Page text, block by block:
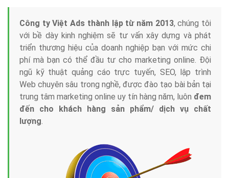
Công ty Việt Ads thành lập từ năm 2013, chúng tôi
với bề dày kinh nghiệm sẽ tư vấn xây dựng và phát
triển thương hiệu của doanh nghiệp bạn với mức chi
phí mà bạn có thể đầu tư cho marketing online. Đội
ngũ kỹ thuật quảng cáo trực tuyến, SEO, lập trình
Web chuyên sâu trong nghề, được đào tạo bài bản tại
trung tâm marketing online uy tín hàng năm, luôn đem
đến cho khách hàng sản phẩm/ dịch vụ chất
lượng.